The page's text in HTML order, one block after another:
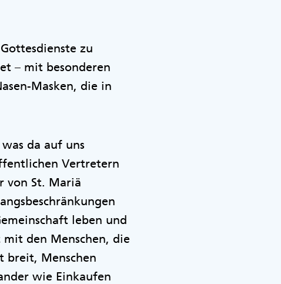
zu
– mit besonderen
Masken, die in
da auf uns
Vertretern
von St. Mariä
leben und
den Menschen, die
breit, Menschen
wie Einkaufen